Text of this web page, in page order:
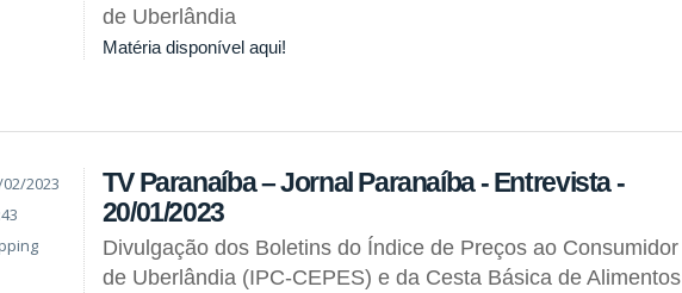
de Uberlândia
Matéria disponível aqui!
2023
TV Paranaíba – Jornal Paranaíba - Entrevista -
20/01/2023
Divulgação dos Boletins do Índice de Preços ao Consumidor
de Uberlândia (IPC-CEPES) e da Cesta Básica de Alimentos